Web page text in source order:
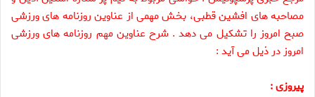
مصاحبه های افشین قطبی، بخش مهمی از عناوین روزنامه های ورزشی
صبح امروز را تشکیل می دهد . شرح عناوین مهم روزنامه های ورزشی
امروز در ذیل می آید :
پیروزی :